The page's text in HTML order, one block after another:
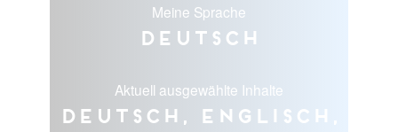
Meine Sprache
Deutsch
Aktuell ausgewählte Inhalte
Deutsch, Englisch,